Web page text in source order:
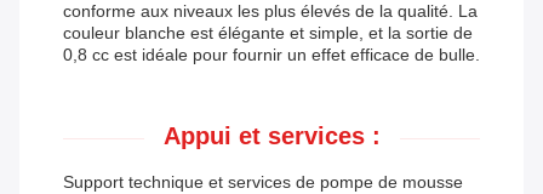
conforme aux niveaux les plus élevés de la qualité. La
couleur blanche est élégante et simple, et la sortie de
0,8 cc est idéale pour fournir un effet efficace de bulle.
Appui et services :
Support technique et services de pompe de mousse